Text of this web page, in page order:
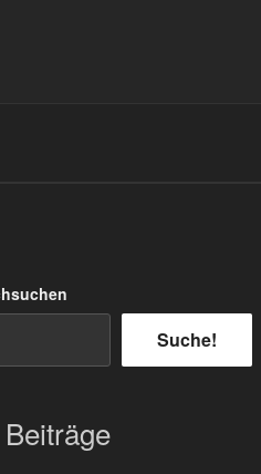
Suche!